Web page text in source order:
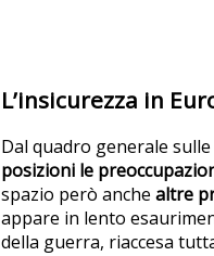
L’insicurezza in
Dal quadro generale
posizioni le
spazio però anche altre
appare in lento
della guerra, riaccesa